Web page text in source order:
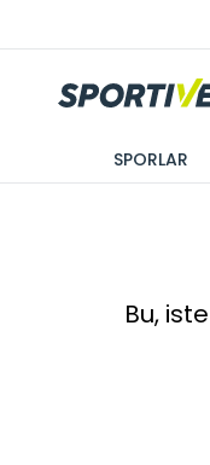
SPORLAR
Bu,